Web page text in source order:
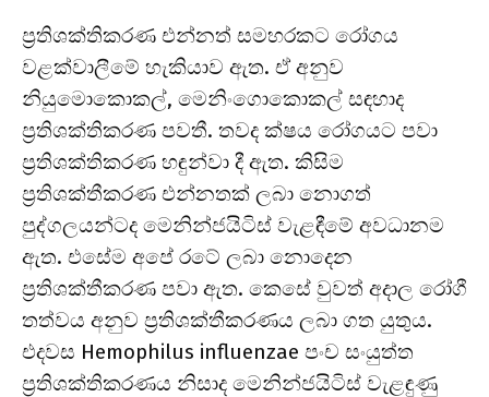
ප්‍රතිශක්තිකරණ එන්නත් සමහරකට රෝගය
වළක්වාලීමේ හැකියාව ඇත. ඒ අනුව
නියුමොකොකල්, මෙනිංගොකොකල් සඳහාද
ප්‍රතිශක්තිකරණ පවතී. තවද ක්ෂය රෝගයට පවා
ප්‍රතිශක්තිකරණ හඳුන්වා දී ඇත. කිසිම
ප්‍රතිශක්තීකරණ එන්නතක් ලබා නොගත්
පුද්ගලයන්ටද මෙනින්ජයිටිස් වැළඳීමේ අවධානම
ඇත. එසේම අපේ රටේ ලබා නොදෙන
ප්‍රතිශක්තීකරණ පවා ඇත. කෙසේ වුවත් අදාල රෝගී
තත්වය අනුව ප්‍රතිශක්තීකරණය ලබා ගත යුතුය.
එදවස Hemophilus influenzae පංච සංයුත්ත
ප්‍රතිශක්තිකරණය නිසාද මෙනින්ජයිටිස් වැළඳුණු